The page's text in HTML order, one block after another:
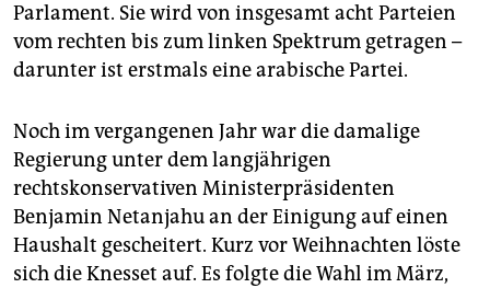
Parlament. Sie wird von insgesamt acht Parteien
vom rechten bis zum linken Spektrum getragen –
darunter ist erstmals eine arabische Partei.
Noch im vergangenen Jahr war die damalige
Regierung unter dem langjährigen
rechtskonservativen Ministerpräsidenten
Benjamin Netanjahu an der Einigung auf einen
Haushalt gescheitert. Kurz vor Weihnachten löste
sich die Knesset auf. Es folgte die Wahl im März,